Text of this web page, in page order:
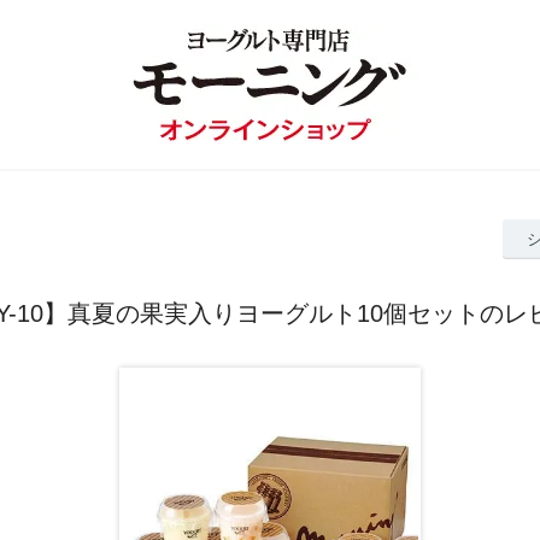
10】真夏の果実入りヨーグルト10個セットのレ